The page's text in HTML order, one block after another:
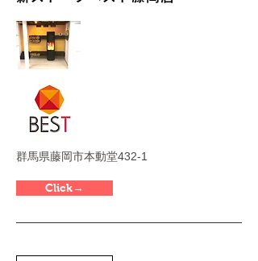
群馬県藤岡市本動堂432-1
Click→